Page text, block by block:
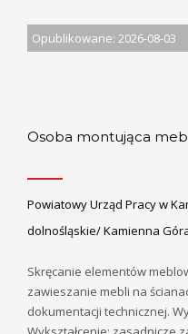
Opublikowane: 2026-08-03
Osoba montująca
Powiatowy Urząd Pracy w
dolnośląskie/ Kamienna
Skręcanie elementów
zawieszanie mebli na
dokumentacji technicznej.